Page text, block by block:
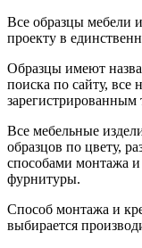
Все образцы мебели
проекту в
Образцы имеют
поиска по сайту, все
Все мебельные
образцов по цвету,
способами монтажа
фурнитуры.
Способ монтажа и
выбирается